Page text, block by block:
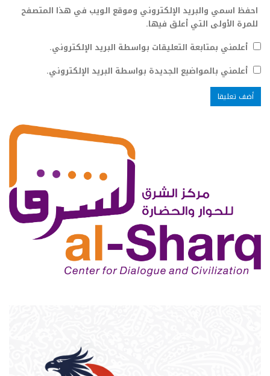
احفظ اسمي والبريد الإلكتروني وموقع الويب في هذا المتصفح
للمرة الأولى التي أعلق فيها.
أعلمني بمتابعة التعليقات بواسطة البريد الإلكتروني.
أعلمني بالمواضيع الجديدة بواسطة البريد الإلكتروني.